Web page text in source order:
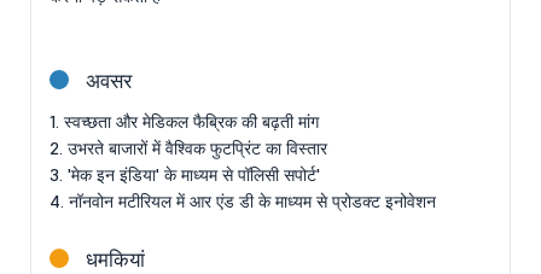
अवसर
1. स्वच्छता और मेडिकल फैब्रिक की बढ़ती मांग
2. उभरते बाजारों में वैश्विक फुटप्रिंट का विस्तार
3. 'मेक इन इंडिया' के माध्यम से पॉलिसी सपोर्ट'
4. नॉनवोन मटीरियल में आर एंड डी के माध्यम से प्रोडक्ट इनोवेशन
धमकियां